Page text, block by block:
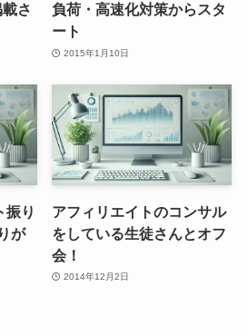
さ
負荷・高速化対策からスタ
ート
2015年1月10日
振り
が
アフィリエイトのコンサル
をしている生徒さんとオフ
会！
2014年12月2日